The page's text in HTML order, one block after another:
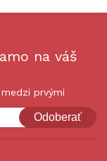
na váš
prvými
Odoberať